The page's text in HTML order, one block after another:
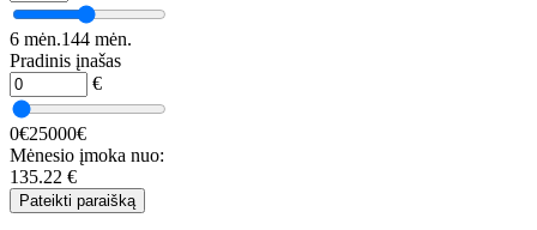
6 mėn.144 mėn.
Pradinis įnašas
€
0€25000€
Mėnesio įmoka nuo:
135.22 €
Pateikti paraišką